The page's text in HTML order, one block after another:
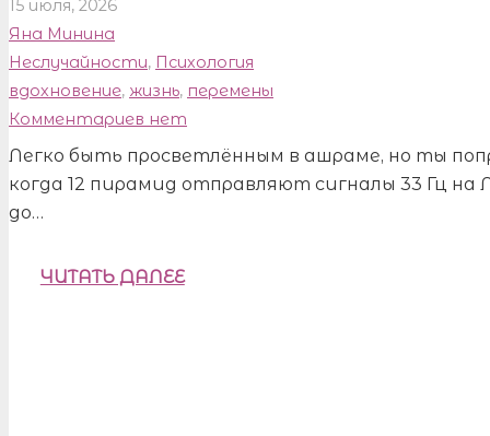
15 июля, 2026
Яна Минина
Неслучайности, Психология
вдохновение, жизнь, перемены
Комментариев нет
Легко быть просветлённым в ашраме, но ты
когда 12 пирамид отправляют сигналы 33 Гц
до…
ЧИТАТЬ ДАЛЕЕ